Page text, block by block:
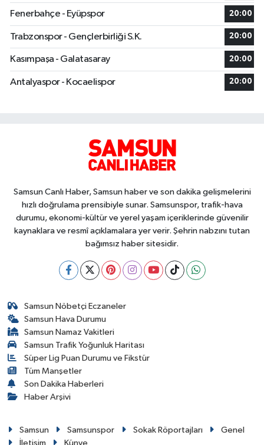
Fenerbahçe - Eyüpspor 20:00
Trabzonspor - Gençlerbirliği S.K. 20:00
Kasımpaşa - Galatasaray 20:00
Antalyaspor - Kocaelispor 20:00
Samsun Canlı Haber, Samsun haber ve son dakika gelişmelerini
hızlı doğrulama prensibiyle sunar. Samsunspor, trafik-hava
durumu, ekonomi-kültür ve yerel yaşam içeriklerinde güvenilir
kaynaklara ve resmî açıklamalara yer verir. Şehrin nabzını tutan
bağımsız haber sitesidir.
Samsun Nöbetçi Eczaneler
Samsun Hava Durumu
Samsun Namaz Vakitleri
Samsun Trafik Yoğunluk Haritası
Süper Lig Puan Durumu ve Fikstür
Tüm Manşetler
Son Dakika Haberleri
Haber Arşivi
Samsun Samsunspor Sokak Röportajları
Genel
İletişim
Künye